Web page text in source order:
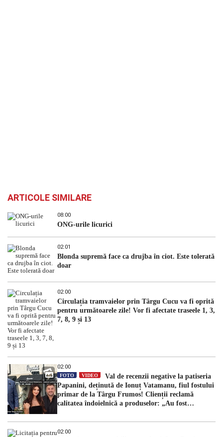
ARTICOLE SIMILARE
08:00
ONG-urile licurici
02:01
Blonda supremă face ca drujba în ciot. Este tolerată
doar
02:00
Circulația tramvaielor prin Târgu Cucu va fi oprită
pentru următoarele zile! Vor fi afectate traseele 1, 3,
7, 8, 9 și 13
02:00
FOTO VIDEO
Val de recenzii negative la patiseria
Papanini, deținută de Ionuț Vatamanu, fiul fostului
primar de la Târgu Frumos! Clienții reclamă
calitatea îndoielnică a produselor: „Au fost
02:00